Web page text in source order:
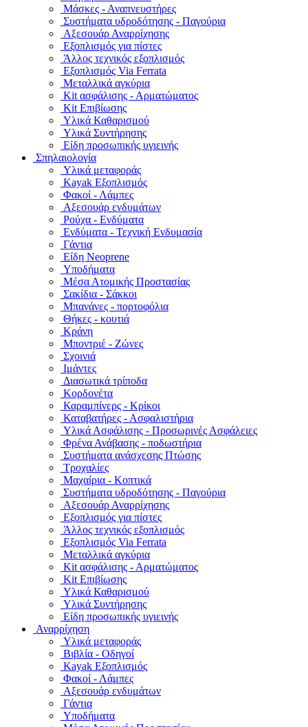
Μάσκες - Αναπνευστήρες
Συστήματα υδροδότησης - Παγούρια
Αξεσουάρ Αναρρίχησης
Εξοπλισμός για πίστες
Άλλος τεχνικός εξοπλισμός
Εξοπλισμός Via Ferrata
Μεταλλικά αγκύρια
Kit ασφάλισης - Αρματώματος
Kit Επιβίωσης
Υλικά Καθαρισμού
Υλικά Συντήρησης
Είδη προσωπικής υγιεινής
Σπηλαιολογία
Υλικά μεταφοράς
Kayak Εξοπλισμός
Φακοί - Λάμπες
Αξεσουάρ ενδυμάτων
Ρούχα - Ενδύματα
Ενδύματα - Τεχνική Ενδυμασία
Γάντια
Είδη Neoprene
Υποδήματα
Μέσα Ατομικής Προστασίας
Σακίδια - Σάκκοι
Μπανάνες - πορτοφόλια
Θήκες - κουτιά
Κράνη
Μποντριέ - Ζώνες
Σχοινιά
Ιμάντες
Διασωτικά τρίποδα
Κορδονέτα
Καραμπίνερς - Κρίκοι
Καταβατήρες - Ασφαλιστήρια
Υλικά Ασφάλισης - Προσωρινές Ασφάλειες
Φρένα Ανάβασης - ποδωστήρια
Συστήματα ανάσχεσης Πτώσης
Τροχαλίες
Μαχαίρια - Κοπτικά
Συστήματα υδροδότησης - Παγούρια
Αξεσουάρ Αναρρίχησης
Εξοπλισμός για πίστες
Άλλος τεχνικός εξοπλισμός
Εξοπλισμός Via Ferrata
Μεταλλικά αγκύρια
Kit ασφάλισης - Αρματώματος
Kit Επιβίωσης
Υλικά Καθαρισμού
Υλικά Συντήρησης
Είδη προσωπικής υγιεινής
Αναρρίχηση
Υλικά μεταφοράς
Βιβλία - Οδηγοί
Kayak Εξοπλισμός
Φακοί - Λάμπες
Αξεσουάρ ενδυμάτων
Γάντια
Υποδήματα